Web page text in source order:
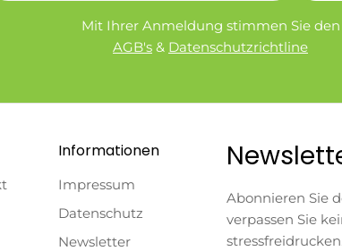
Mit Ihrer Anmeldung stimmen Sie den
AGB's & Datenschutzrichtline
Informationen
Impressum
Datenschutz
Newsletter
Abonnieren Sie
verpassen Sie